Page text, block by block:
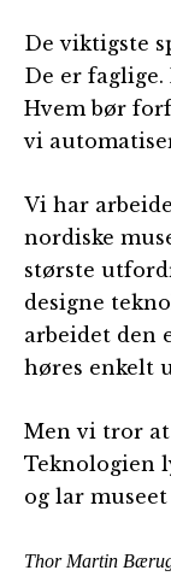
De viktigste
De er
Hvem bør
vi
Vi har
nordiske
største
designe
arbeidet den
høres enkelt
Men vi tror
Teknologien
og lar
Thor Martin